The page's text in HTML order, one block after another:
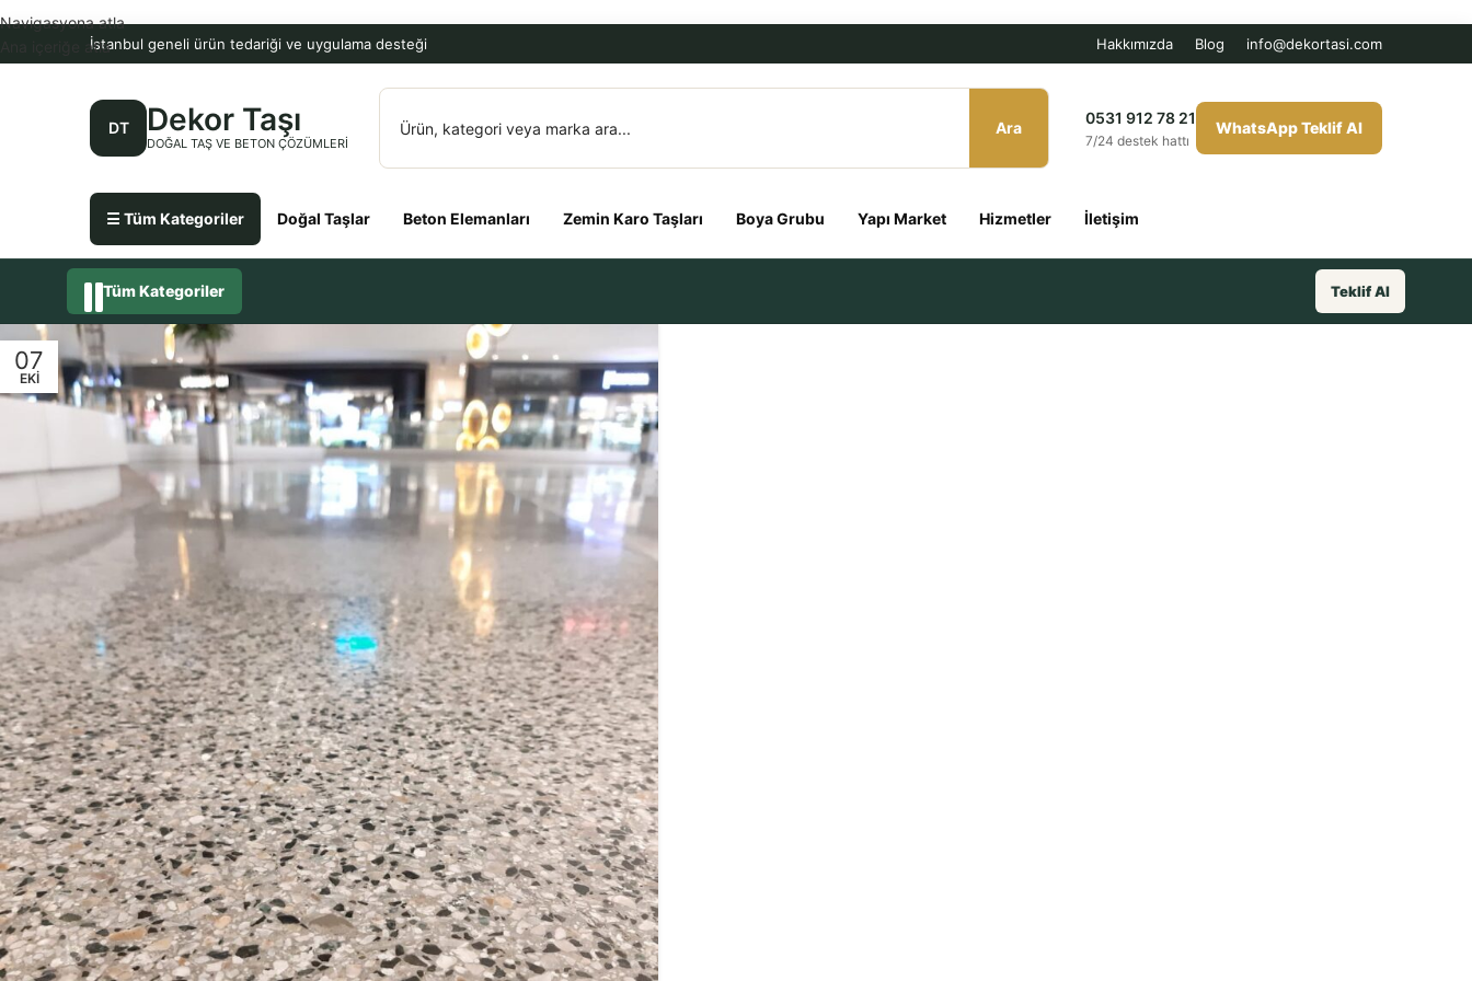
İstanbul geneli ürün tedariği ve uygulama desteği Hakkımızda Blog info@dekortasi.com
DT Dekor Taşı
DOĞAL TAŞ VE BETON ÇÖZÜMLERI
Ara
0531 912 78 21
7/24 destek hattı
WhatsApp Teklif Al
☰ Tüm Kategoriler Doğal Taşlar Beton Elemanları Zemin Karo Taşları Boya Grubu Yapı Market Hizmetler İletişim
Navigasyona atla
Ana içeriğe atla
Tüm Kategoriler Teklif Al
07
EKI